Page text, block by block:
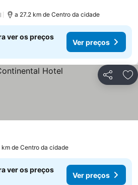
a 27.2 km de Centro da cidade
ver os preços
Ver preços
Partilhar
km de Centro da cidade
ver os preços
Ver preços